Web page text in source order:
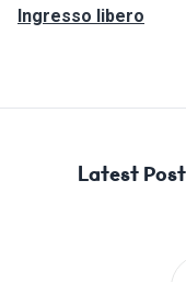
Ingresso libero
Latest